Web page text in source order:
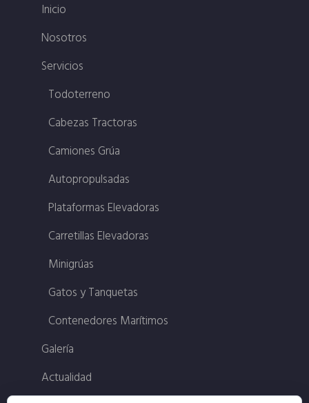
Inicio
Nosotros
Servicios
Todoterreno
Cabezas Tractoras
Camiones Grúa
Autopropulsadas
Plataformas Elevadoras
Carretillas Elevadoras
Minigrúas
Gatos y Tanquetas
Contenedores Marítimos
Galería
Actualidad